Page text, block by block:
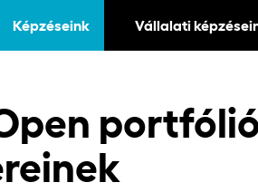
Képzéseink Vállalati